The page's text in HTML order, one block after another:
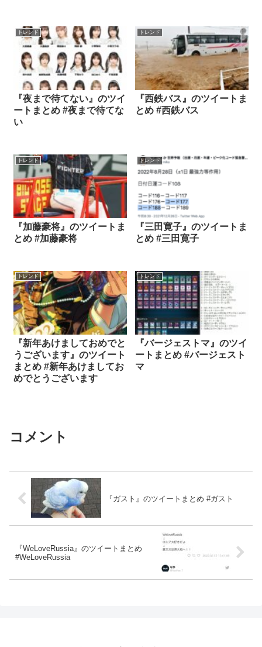
トレンド
『夜まで待てない』のツイ
ートまとめ #夜まで待てな
い
トレンド
『西鉄バス』のツイートま
とめ #西鉄バス
トレンド
『加藤豪将』のツイートま
とめ #加藤豪将
トレンド
『三田寛子』のツイートま
とめ #三田寛子
トレンド
『新年あけましておめでと
うございます』のツイート
まとめ #新年あけましてお
めでとうございます
トレンド
『バージェストマ』のツイ
ートまとめ #バージェスト
マ
コメント
『ガスト』のツイートまとめ #ガスト
『WeLoveRussia』のツイートまとめ
#WeLoveRussia